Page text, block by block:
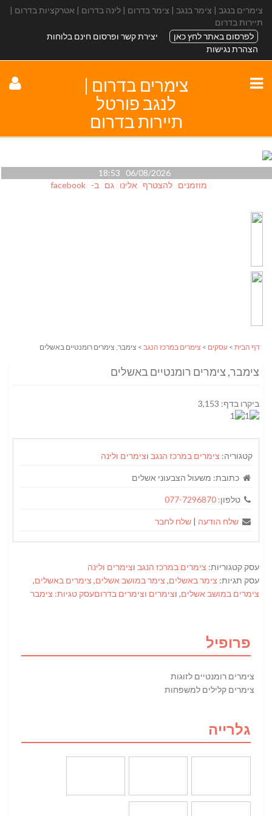
צימרים בנגב | צימר בנגב | צימר בדרום | לינה בדרום | אטרקציות בדרום |
תיירות בדרום
לפרסום באתר לחץ כאן
יצירת קשר ופרסום חינם בלוחות
הצהרת נגישות
צימרים בדרום |
לנגב פורטל
תיירות בדרום
06/08/2026 18:53
מוזמנים להצטרף אלינו גם ב- facebook
דף הבית > עסקים > צימרים במרכז הנגב > צימבר, צימרים רומנטיים באשלים
צימבר, צימרים רומנטיים באשלים
ביקרו בדף: 3,153
קטגוריה: צימרים במרכז הנגב וצימרים ולינה
כתובת: משעול הצבעוני אשלים‏
טלפון: 077-7296870
שלח הודעה | שלח לחבר
עסק קטגוריות: צימרים במרכז הנגב וצימרים ולינה
עסק תגיות: צימר באשלים, צימר במושב אשלים, צימרים באשלים,
צימרים במושב אשלים, וצימרים וצימרים בדרוםעסק טגיות: צימבר
פרופיל
צימרים רומנטיים לזוגות
צימרים קלילים למשפחות
גלרייה